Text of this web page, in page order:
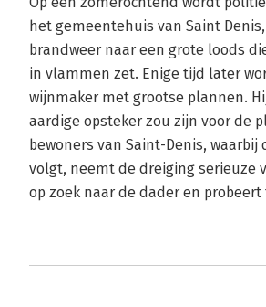
het gemeentehuis van Saint
brandweer naar een grote loods
in vlammen zet. Enige tijd later
wijnmaker met grootse plannen.
aardige opsteker zou zijn voor de
bewoners van Saint-Denis,
volgt, neemt de dreiging serieuze
op zoek naar de dader en